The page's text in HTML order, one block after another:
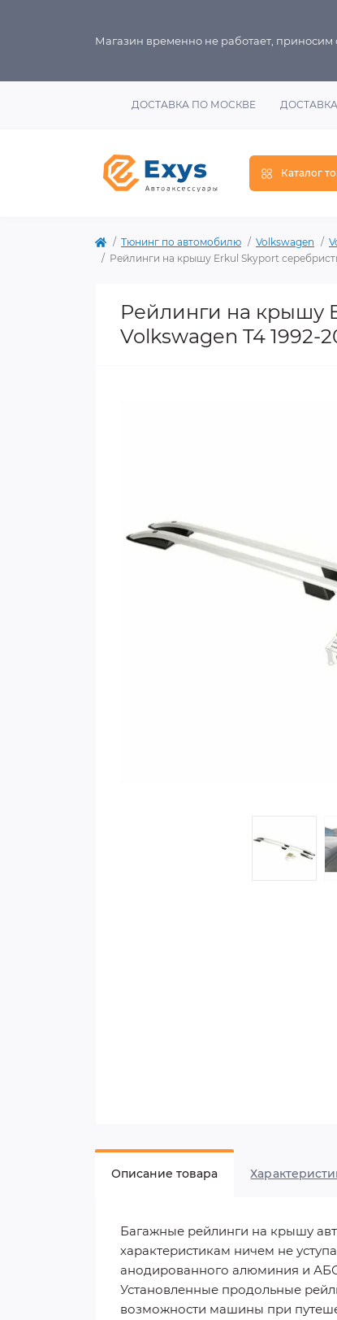
Магазин временно не работает, приносим
ДОСТАВКА ПО МОСКВЕ
Каталог
Тюнинг по автомобилю Volkswagen
Рейлинги на крышу Erkul Skyport
Рейлинги на крышу
Volkswagen T4 1992-
Описание товара
Багажные рейлинги на крышу
характеристикам ничем не
анодированного алюминия и
Установленные продольные
возможности машины при